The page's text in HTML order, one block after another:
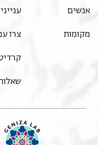
דינאר
אבו מנצור בן נציר
אבו סהל בן איוב נצף
סאלם אלביאע נצף
הבה אלצבאג
אנשים
מקומות צרו